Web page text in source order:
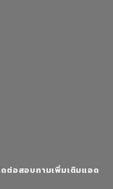
ต่อสอบถามเพิ่มเติมแอด